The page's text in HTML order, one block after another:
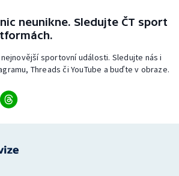
neunikne. Sledujte ČT sport
sportovní události. Sledujte nás i
Threads či YouTube a buďte v obraze.